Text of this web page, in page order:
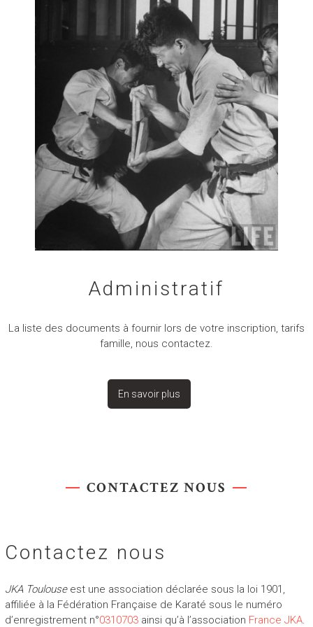
Administratif
La liste des documents à fournir lors de votre inscription, tarifs
famille, nous contactez.
En savoir plus
CONTACTEZ NOUS
Contactez nous
JKA Toulouseest une association déclarée sous la loi 1901,
affiliée à la Fédération Française de Karaté sous le numéro
d’enregistrement n°0310703ainsi qu’à l’association France JKA.